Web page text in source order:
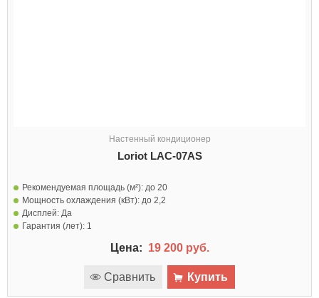
Настенный кондиционер
Loriot LAC-07AS
Рекомендуемая площадь (м²): до 20
Мощность охлаждения (кВт): до 2,2
Дисплей: Да
Гарантия (лет): 1
Цена: 19 200 руб.
Сравнить Купить